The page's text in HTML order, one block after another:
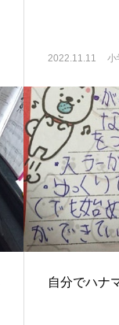
2022.11.11 小
自分でハナ